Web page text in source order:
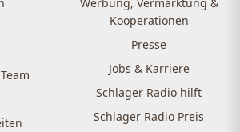
Kooperationen
Presse
Jobs & Karriere
Schlager Radio hilft
Schlager Radio Preis